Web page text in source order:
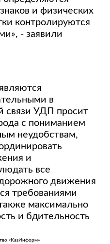
и физических
контролируются
- заявили
в
связи УДП просит
с пониманием
неудобствам,
и
все
движения
требованиями
максимально
и бдительность
«КазИнформ»